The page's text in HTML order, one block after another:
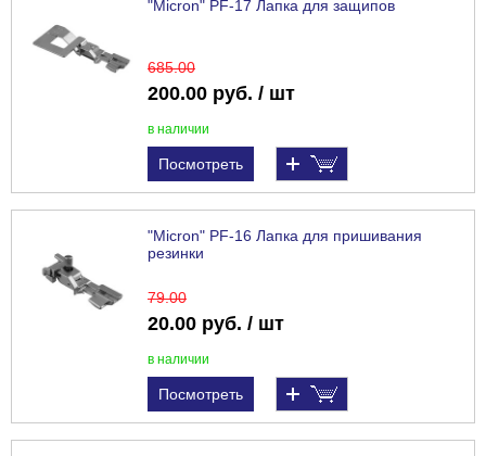
"Micron" PF-17 Лапка для защипов
685.00
200.00 руб. / шт
в наличии
Посмотреть
"Micron" PF-16 Лапка для пришивания
резинки
79.00
20.00 руб. / шт
в наличии
Посмотреть